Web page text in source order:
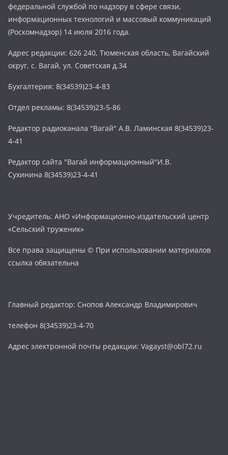
федеральной службой по надзору в сфере связи,
информационных технологий и массовый коммуникаций
(Роскомнадзор) 14 июля 2016 года.
Адрес редакции: 626 240, Тюменская область, Вагайский
округ, с. Вагай, ул. Советская д.34
Бухгалтерия: 8(34539)23-4-83
Отдел рекламы: 8(34539)23-5-86
Редактор радиоканала "Вагай" А.В. Ламинская 8(34539)23-
4-41
Редактор сайта "Вагай информационный"И.В.
Сухинина 8(34539)23-4-41
Учредитель: АНО «Информационно-издательский центр
«Сельский труженик»
Все права защищены © При использовании материалов
ссылка обязательна
Главный редактор: Снопов Александр Владимирович
телефон 8(34539)23-4-70
Адрес электронной почты редакции: Vagayst@obl72.ru